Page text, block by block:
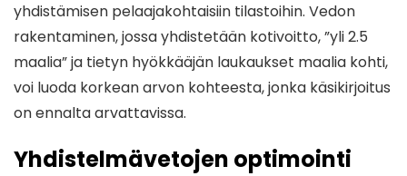
yhdistämisen pelaajakohtaisiin tilastoihin. Vedon
rakentaminen, jossa yhdistetään kotivoitto, ”yli 2.5
maalia” ja tietyn hyökkääjän laukaukset maalia kohti,
voi luoda korkean arvon kohteesta, jonka käsikirjoitus
on ennalta arvattavissa.
Yhdistelmävetojen optimointi